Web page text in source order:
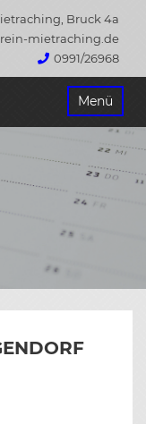
Bruck 4a
mietraching.de
0991/26968
Menü